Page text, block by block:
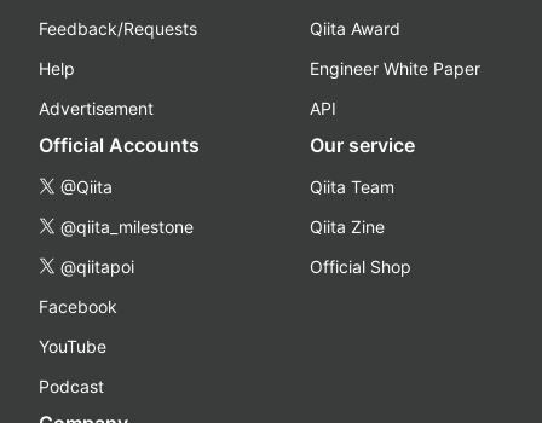
Feedback/Requests
Help
Advertisement
Qiita Award
Engineer White Paper
API
Official Accounts
@Qiita
@qiita_milestone
@qiitapoi
Facebook
YouTube
Podcast
Our service
Qiita Team
Qiita Zine
Official Shop